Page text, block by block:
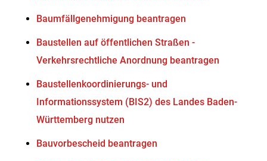
Baumfällgenehmigung beantragen
Baustellen auf öffentlichen Straßen -
Verkehrsrechtliche Anordnung beantragen
Baustellenkoordinierungs- und
Informationssystem (BIS2) des Landes Baden-
Württemberg nutzen
Bauvorbescheid beantragen